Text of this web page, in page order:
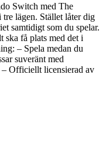
Switch med The
lägen. Stället låter dig
samtidigt som du spelar.
ska få plats med det i
– Spela medan du
suveränt med
Officiellt licensierad av